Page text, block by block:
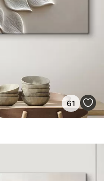
61